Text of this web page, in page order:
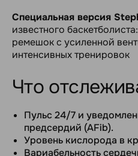
Специальная версия
известного
ремешок с усиленной
интенсивных тренировок
Что
Пульс 24/7 и
предсердий (AFib).
Уровень кислорода в
Вариабельность